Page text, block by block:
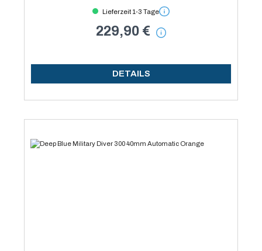
Lieferzeit 1-3 Tage
229,90 €
DETAILS